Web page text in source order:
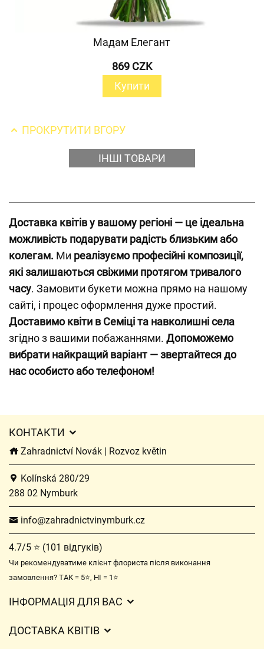
Мадам Елегант
869 CZK
Купити
ПРОКРУТИТИ ВГОРУ
ІНШІ ТОВАРИ
Доставка квітів у вашому регіоні — це ідеальна
можливість подарувати радість близьким або
колегам. Ми реалізуємо професійні композиції,
які залишаються свіжими протягом тривалого
часу. Замовити букети можна прямо на нашому
сайті, і процес оформлення дуже простий.
Доставимо квіти в Семіці та навколишні села
згідно з вашими побажаннями. Допоможемо
вибрати найкращий варіант — звертайтеся до
нас особисто або телефоном!
КОНТАКТИ
Zahradnictví Novák | Rozvoz květin
Kolínská 280/29
288 02 Nymburk
info@zahradnictvinymburk.cz
4.7/5 ⭐ (101 відгуків)
Чи рекомендуватиме клієнт флориста після виконання
замовлення? ТАК = 5⭐, НІ = 1⭐
ІНФОРМАЦІЯ ДЛЯ ВАС
Захист персональних даних
ДОСТАВКА КВІТІВ